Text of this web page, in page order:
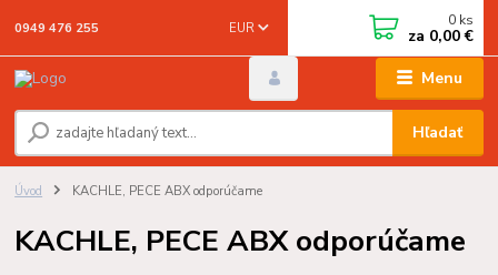
Menu
EUR
Hľadať
0949 476 255 0 ks
za 0,00 €
Úvod KACHLE, PECE ABX odporúčame
KACHLE, PECE ABX odporúčame